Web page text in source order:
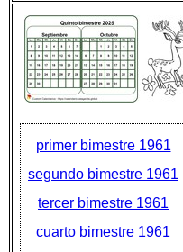
primer bimestre 1961
segundo bimestre 1961
tercer bimestre 1961
cuarto bimestre 1961